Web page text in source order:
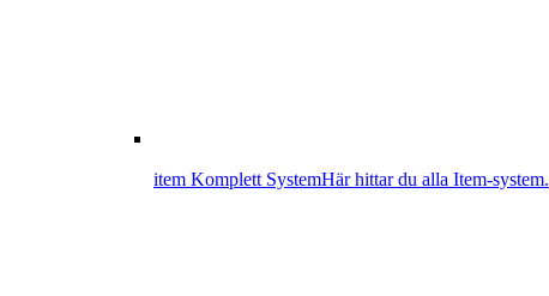
item Komplett SystemHär hittar du alla Item-system.